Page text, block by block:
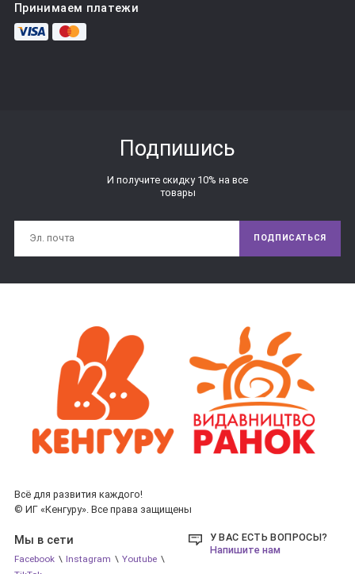
Принимаем платежи
Подпишись
И получите скидку 10% на все
товары
ПОДПИСАТЬСЯ
Всё для развития каждого!
© ИГ «Кенгуру». Все права защищены
У ВАС ЕСТЬ ВОПРОСЫ?
Напишите нам
Мы в сети
Facebook \ Instagram \ Youtube \